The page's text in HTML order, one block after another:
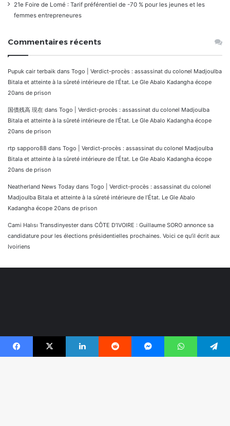
21e Foire de Lomé : Tarif préférentiel de -70 % pour les jeunes et les
femmes entrepreneures
Commentaires récents
Pupuk cair terbaik dans Togo | Verdict-procès : assassinat du colonel Madjoulba
Bitala et atteinte à la sûreté intérieure de l’État. Le Gle Abalo Kadangha écope
20ans de prison
国債残高 現在 dans Togo | Verdict-procès : assassinat du colonel Madjoulba
Bitala et atteinte à la sûreté intérieure de l’État. Le Gle Abalo Kadangha écope
20ans de prison
rtp sapporo88 dans Togo | Verdict-procès : assassinat du colonel Madjoulba
Bitala et atteinte à la sûreté intérieure de l’État. Le Gle Abalo Kadangha écope
20ans de prison
Neatherland News Today dans Togo | Verdict-procès : assassinat du colonel
Madjoulba Bitala et atteinte à la sûreté intérieure de l’État. Le Gle Abalo
Kadangha écope 20ans de prison
Cami Halısı Transdinyester dans CÔTE D’IVOIRE : Guillaume SORO annonce sa
candidature pour les élections présidentielles prochaines. Voici ce qu’il écrit aux
Ivoiriens
Facebook X Linkedin Reddit Messenger WhatsApp Telegram